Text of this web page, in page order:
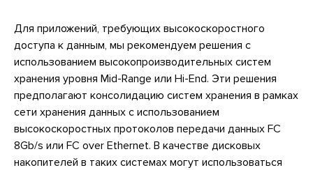
Для приложений, требующих высокоскоростного
доступа к данным, мы рекомендуем решения с
использованием высокопроизводительных систем
хранения уровня Mid-Range или Hi-End. Эти решения
предполагают консолидацию систем хранения в рамках
сети хранения данных с использованием
высокоскоростных протоколов передачи данных FC
8Gb/s или FC over Ethernet. В качестве дисковых
накопителей в таких системах могут использоваться